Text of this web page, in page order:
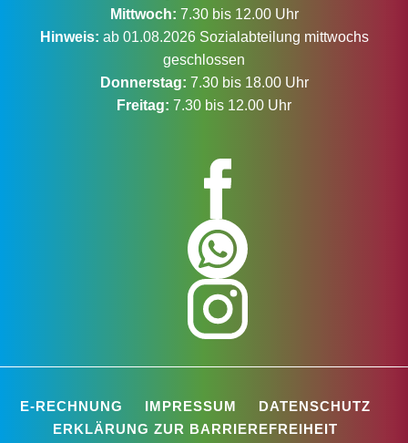
Mittwoch: 7.30 bis 12.00 Uhr
Hinweis: ab 01.08.2026 Sozialabteilung mittwochs
geschlossen
Donnerstag: 7.30 bis 18.00 Uhr
Freitag: 7.30 bis 12.00 Uhr
E-RECHNUNG IMPRESSUM
DATENSCHUTZ
ERKLÄRUNG ZUR BARRIEREFREIHEIT